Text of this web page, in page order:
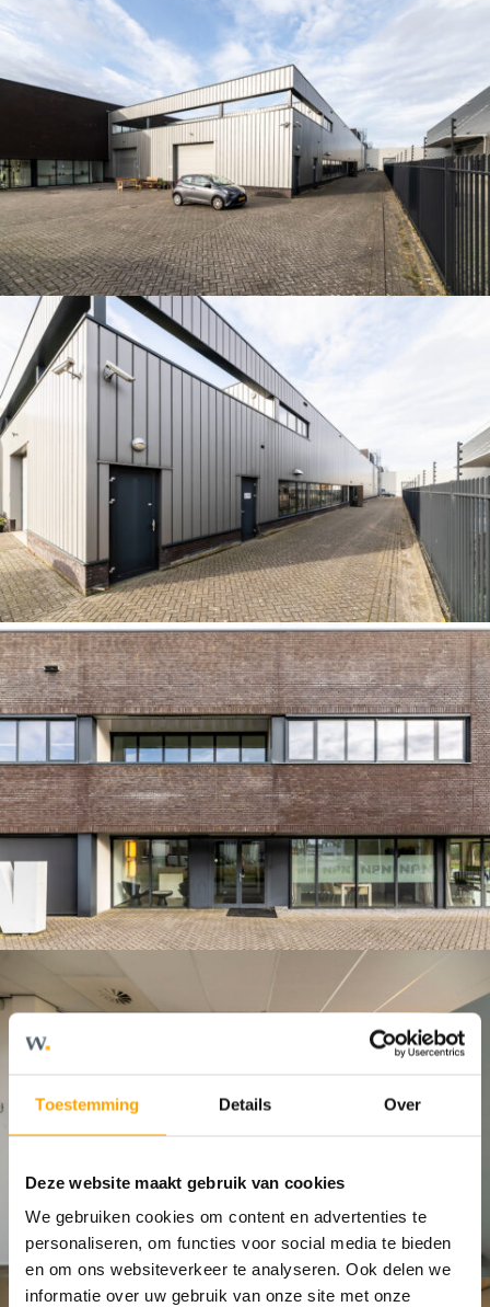
Toestemming Details Over
Deze website maakt gebruik van cookies
We gebruiken cookies om content en advertenties te
personaliseren, om functies voor social media te bieden
en om ons websiteverkeer te analyseren. Ook delen we
informatie over uw gebruik van onze site met onze